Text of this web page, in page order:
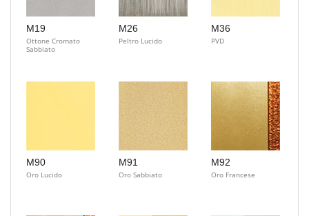
M19
Ottone Cromato
Sabbiato
M26
Peltro Lucido
M36
PVD
M90
Oro Lucido
M91
Oro Sabbiato
M92
Oro Francese